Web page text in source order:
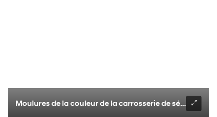
Moulures de la couleur de la carrosserie de série